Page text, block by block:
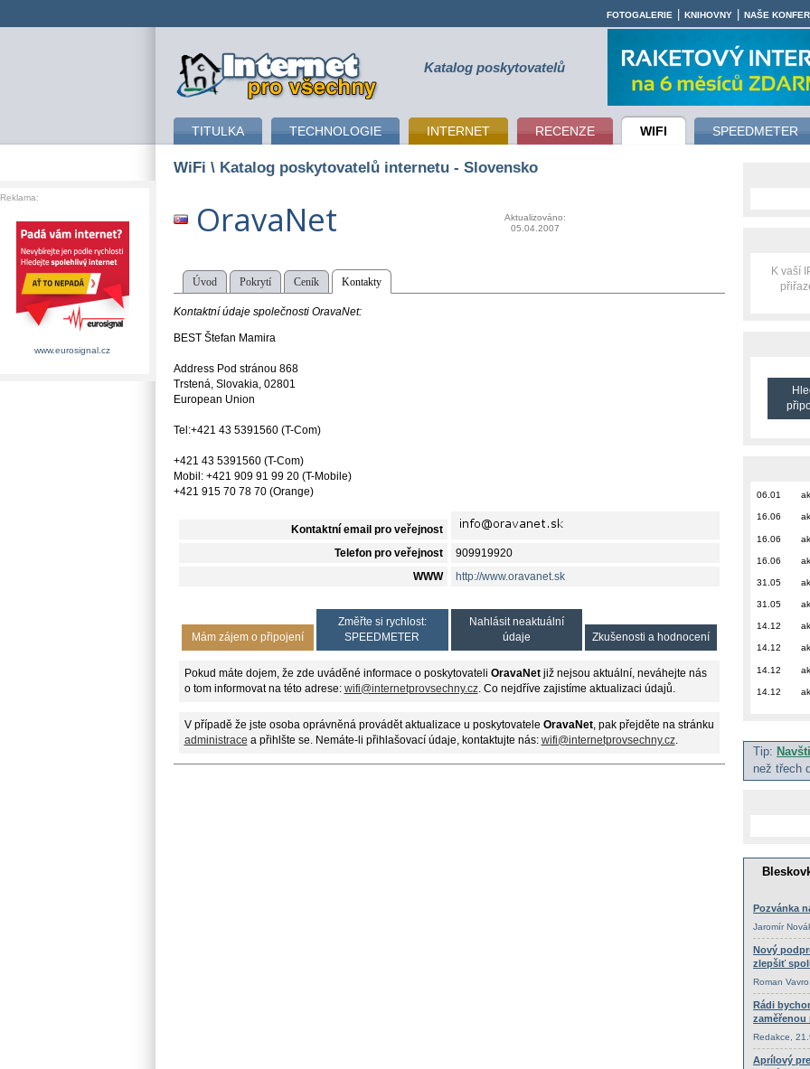
připojení k internetu Katalog poskytovatelů
TITULKA TECHNOLOGIE INTERNET RECENZE WIFI SPEEDMETER
FOTOGALERIE KNIHOVNY NAŠE
WiFi \ Katalog poskytovatelů internetu - Slovensko
OravaNet
Aktualizováno:
05.04.2007
Úvod Pokrytí Ceník Kontakty
Kontaktní údaje společnosti OravaNet:
BEST Štefan Mamira
Address Pod stránou 868
Trstená, Slovakia, 02801
European Union
Tel:+421 43 5391560 (T-Com)
+421 43 5391560 (T-Com)
Mobil: +421 909 91 99 20 (T-Mobile)
+421 915 70 78 70 (Orange)
Kontaktní email pro veřejnost
Telefon pro veřejnost 909919920
WWW http://www.oravanet.sk
Mám zájem o připojení
Změřte si rychlost:
SPEEDMETER
Nahlásit neaktuální
údaje
Zkušenosti a hodnocení
Pokud máte dojem, že zde uváděné informace o poskytovateli OravaNetjiž nejsou aktuální, neváhejte nás
o tom informovat na této adrese: wifi@internetprovsechny.cz. Co nejdříve zajistíme aktualizaci údajů.
V případě že jste osoba oprávněná provádět aktualizace u poskytovatele OravaNet, pak přejděte na stránku
administrace a přihlšte se. Nemáte-li přihlašovací údaje, kontaktujte nás: wifi@internetprovsechny.cz.
K vaší
06.01
16.06
16.06
16.06
31.05
31.05
14.12
14.12
14.12
14.12
Tip:
než třech
Reklama:
www.eurosignal.cz